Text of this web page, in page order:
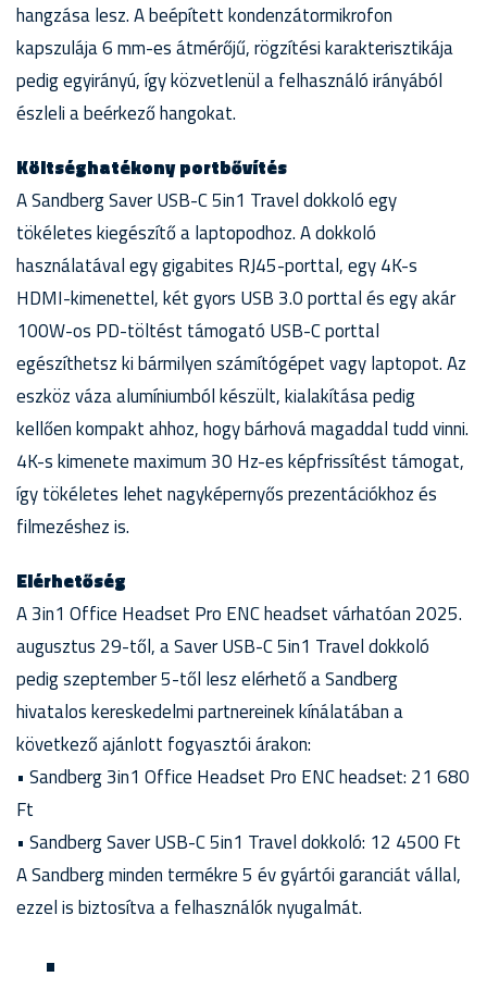
hangzása lesz. A beépített kondenzátormikrofon
kapszulája 6 mm-es átmérőjű, rögzítési karakterisztikája
pedig egyirányú, így közvetlenül a felhasználó irányából
észleli a beérkező hangokat.
Költséghatékony portbővítés
A Sandberg Saver USB-C 5in1 Travel dokkoló egy
tökéletes kiegészítő a laptopodhoz. A dokkoló
használatával egy gigabites RJ45-porttal, egy 4K-s
HDMI-kimenettel, két gyors USB 3.0 porttal és egy akár
100W-os PD-töltést támogató USB-C porttal
egészíthetsz ki bármilyen számítógépet vagy laptopot. Az
eszköz váza alumíniumból készült, kialakítása pedig
kellően kompakt ahhoz, hogy bárhová magaddal tudd vinni.
4K-s kimenete maximum 30 Hz-es képfrissítést támogat,
így tökéletes lehet nagyképernyős prezentációkhoz és
filmezéshez is.
Elérhetőség
A 3in1 Office Headset Pro ENC headset várhatóan 2025.
augusztus 29-től, a Saver USB-C 5in1 Travel dokkoló
pedig szeptember 5-től lesz elérhető a Sandberg
hivatalos kereskedelmi partnereinek kínálatában a
következő ajánlott fogyasztói árakon:
• Sandberg 3in1 Office Headset Pro ENC headset: 21 680
Ft
• Sandberg Saver USB-C 5in1 Travel dokkoló: 12 4500 Ft
A Sandberg minden termékre 5 év gyártói garanciát vállal,
ezzel is biztosítva a felhasználók nyugalmát.